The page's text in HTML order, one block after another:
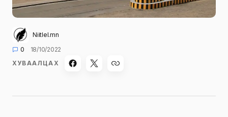
Niitlel.mn
0
18/10/2022
ХУВААЛЦАХ